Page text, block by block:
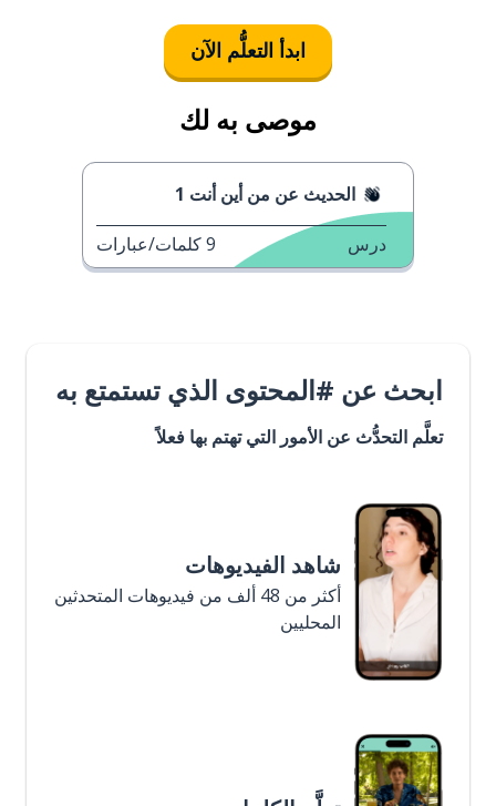
ابدأ التعلُّم الآن
موصى به لك
الحديث عن من أين أنت 1
درس 9كلمات/عبارات
ابحث عن #المحتوى الذي تستمتع به
تعلَّم التحدُّث عن الأمور التي تهتم بها فعلاً
شاهد الفيديوهات
أكثر من 48 ألف من فيديوهات المتحدثين
المحليين